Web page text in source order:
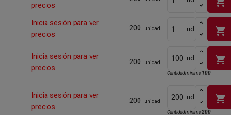
precios
Inicia sesión para ver
precios
200 unidad ud shopping_cart
Inicia sesión para ver
precios
200 unidad
ud shopping_cart
Cantidad mínima 100
Inicia sesión para ver
precios
200 unidad
ud shopping_cart
Cantidad mínima200